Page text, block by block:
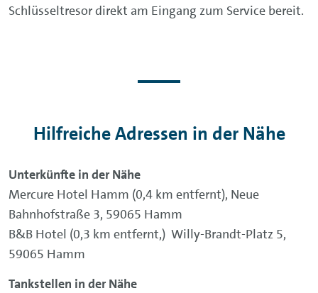
Schlüsseltresor direkt am Eingang zum Service bereit.
Hilfreiche Adressen in der Nähe
Unterkünfte in der Nähe
Mercure Hotel Hamm (0,4 km entfernt), Neue
Bahnhofstraße 3, 59065 Hamm
B&B Hotel (0,3 km entfernt,) Willy-Brandt-Platz 5,
59065 Hamm
Tankstellen in der Nähe